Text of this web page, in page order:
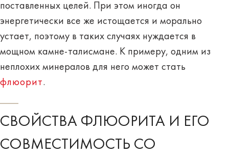
поставленных целей. При этом иногда он
энергетически все же истощается и морально
устает, поэтому в таких случаях нуждается в
мощном камне-талисмане. К примеру, одним из
неплохих минералов для него может стать
флюорит.
СВОЙСТВА ФЛЮОРИТА И ЕГО
СОВМЕСТИМОСТЬ СО